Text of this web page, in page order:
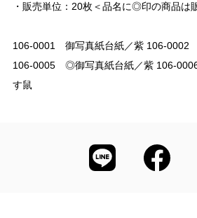
・販売単位：20枚＜品名に◎印の商品は
106-0001 御写真紙台紙／紫 106-0002
106-0005 ◎御写真紙台紙／紫 106-
す鼠